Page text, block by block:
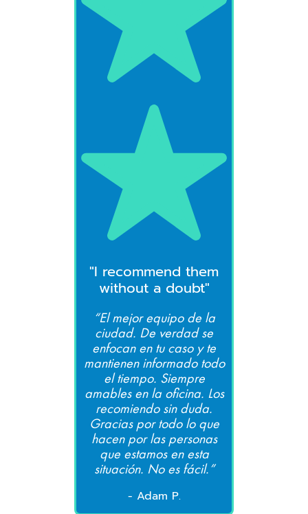
"I recommend them
without a doubt"
“El mejor equipo de la
ciudad. De verdad se
enfocan en tu caso y te
mantienen informado todo
el tiempo. Siempre
amables en la oficina. Los
recomiendo sin duda.
Gracias por todo lo que
hacen por las personas
que estamos en esta
situación. No es fácil.”
- Adam P.